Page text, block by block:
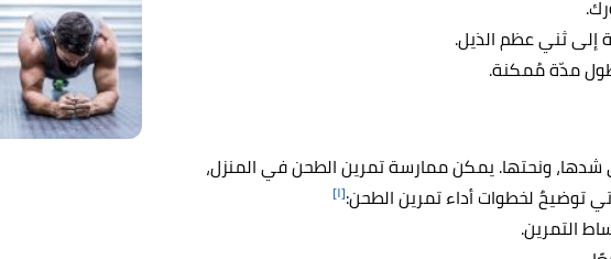
إلى ثني عظم الذيل.
مدّة مُمكنة.
ونحتها. يمكن ممارسة تمرين الطحن في المنزل،
توضيحٌ لخطوات أداء تمرين الطحن:[١]
التمرين.